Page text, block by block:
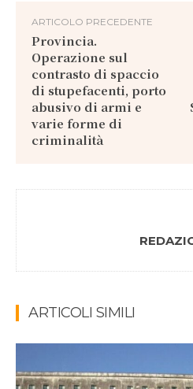
ARTICOLO PRECEDENTE
Provincia.
Operazione sul
contrasto di spaccio
di stupefacenti, porto
abusivo di armi e
varie forme di
criminalità
ARTICOLI SIMILI